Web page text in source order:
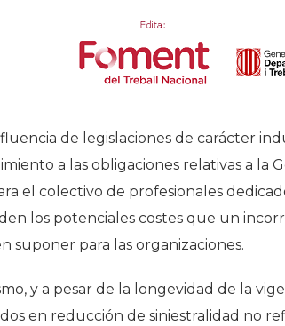
de legislaciones de carácter
a las obligaciones relativas a la
el colectivo de profesionales
los potenciales costes que un
suponer para las organizaciones.
y a pesar de la longevidad de la
en reducción de siniestralidad no